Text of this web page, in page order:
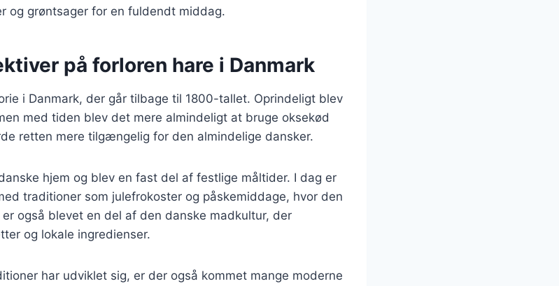
og grøntsager for en fuldendt middag.
på forloren hare i Danmark
i Danmark, der går tilbage til 1800-tallet. Oprindeligt blev
med tiden blev det mere almindeligt at bruge oksekød
retten mere tilgængelig for den almindelige dansker.
hjem og blev en fast del af festlige måltider. I dag er
traditioner som julefrokoster og påskemiddage, hvor den
også blevet en del af den danske madkultur, der
og lokale ingredienser.
har udviklet sig, er der også kommet mange moderne